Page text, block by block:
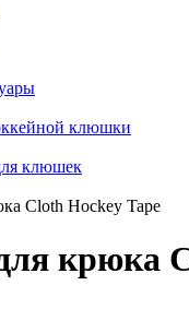
клюшки
клюшек
Cloth Hockey Tape
крюка